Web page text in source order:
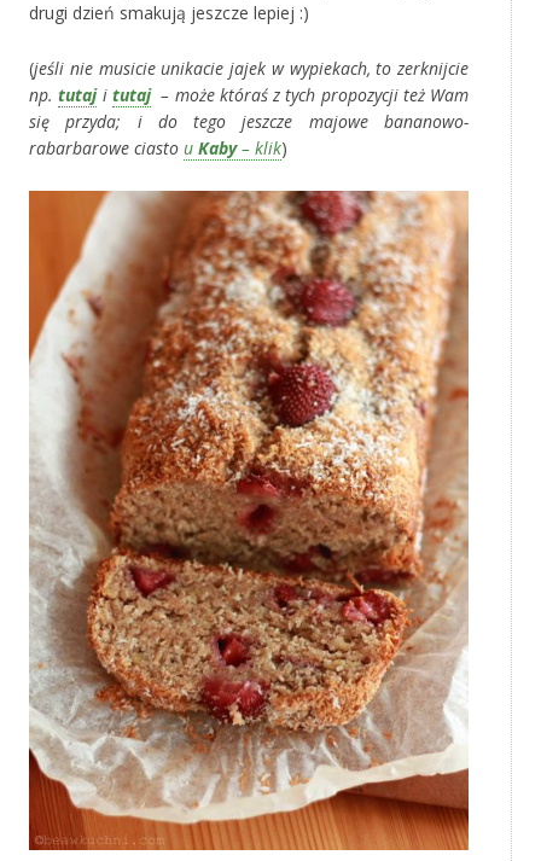
drugi dzień smakują jeszcze lepiej :)
(jeśli nie musicie unikacie jajek w wypiekach, to zerknijcie
np.tutaji tutaj– może któraś z tych propozycji też Wam
się przyda; i do tego jeszcze majowe bananowo-
rabarbarowe ciasto u Kaby– klik)